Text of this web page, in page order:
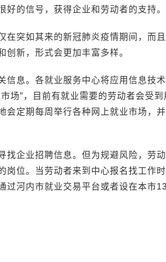
的信号，获得企业和劳动者的支持。
在突如其来的新冠肺炎疫情期间，而
新，形式会更加丰富多样。
信息。各就业服务中心将应用信息技
场”，目前有就业需要的劳动者会受到
定期每周举行各种网上就业市场，
找企业招聘信息。但为规避风险，劳
岗位。当劳动者来到中心报名找工作
过河内市就业交易平台或者设在本市